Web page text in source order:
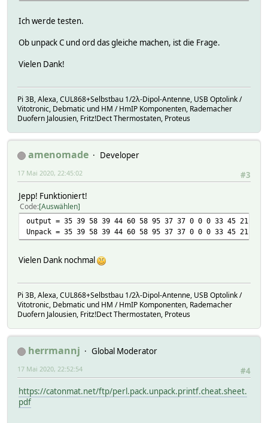
Ich werde testen.
Ob unpack C und ord das gleiche machen, ist die Frage.
Vielen Dank!
Pi 3B, Alexa, CUL868+Selbstbau 1/2λ-Dipol-Antenne, USB Optolink /
Vitotronic, Debmatic und HM / HmIP Komponenten, Rademacher
Duofern Jalousien, Fritz!Dect Thermostaten, Proteus
amenomade
Developer
#3
17 Mai 2020, 22:45:02
Jepp! Funktioniert!
Code Auswählen
output = 35 39 58 39 44 60 58 95 37 37 0 0 0 33 45 21
Unpack = 35 39 58 39 44 60 58 95 37 37 0 0 0 33 45 21
Vielen Dank nochmal
Pi 3B, Alexa, CUL868+Selbstbau 1/2λ-Dipol-Antenne, USB Optolink /
Vitotronic, Debmatic und HM / HmIP Komponenten, Rademacher
Duofern Jalousien, Fritz!Dect Thermostaten, Proteus
herrmannj
Global Moderator
#4
17 Mai 2020, 22:52:54
https://catonmat.net/ftp/perl.pack.unpack.printf.cheat.sheet.
pdf